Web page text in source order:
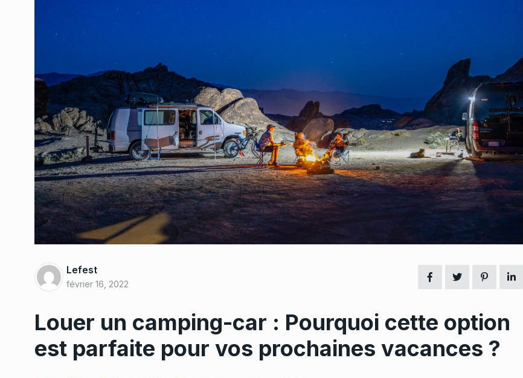
Lefest
février 16, 2022
Louer un camping-car : Pourquoi cette option
est parfaite pour vos prochaines vacances ?